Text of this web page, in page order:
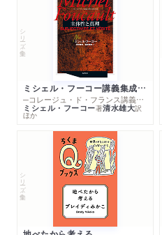
シリーズ・全集
ミシェル・フーコー講義集成１０ 主体性と真理
─コレージュ・ド・フランス講義１９８０－１９８１年度
ミシェル・フーコー著清水雄大訳
ほか
シリーズ・全集